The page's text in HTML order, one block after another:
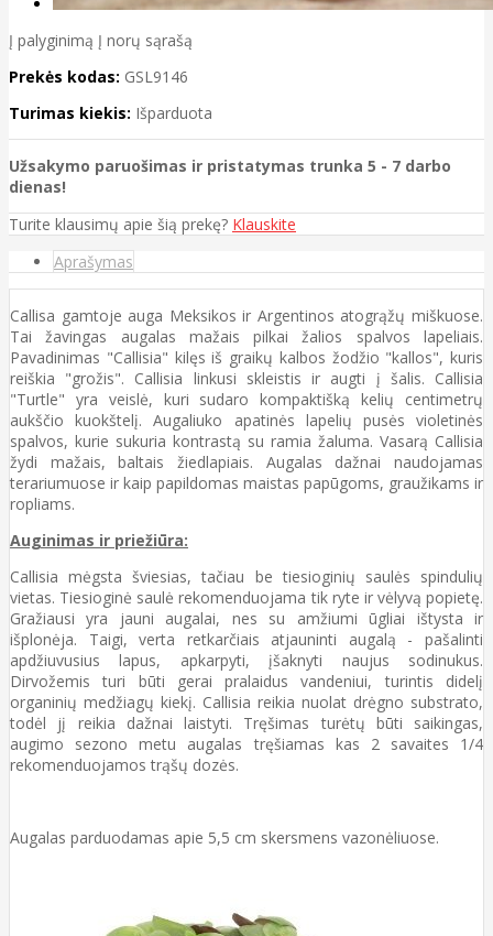
Į palyginimą Į norų sąrašą
Prekės kodas: GSL9146
Turimas kiekis: Išparduota
Užsakymo paruošimas ir pristatymas trunka 5 - 7 darbo
dienas!
Turite klausimų apie šią prekę? Klauskite
Aprašymas
Callisa gamtoje auga Meksikos ir Argentinos atogrąžų miškuose.
Tai žavingas augalas mažais pilkai žalios spalvos lapeliais.
Pavadinimas "Callisia" kilęs iš graikų kalbos žodžio "kallos", kuris
reiškia "grožis". Callisia linkusi skleistis ir augti į šalis. Callisia
"Turtle" yra veislė, kuri sudaro kompaktišką kelių centimetrų
aukščio kuokštelį. Augaliuko apatinės lapelių pusės violetinės
spalvos, kurie sukuria kontrastą su ramia žaluma. Vasarą Callisia
žydi mažais, baltais žiedlapiais. Augalas dažnai naudojamas
terariumuose ir kaip papildomas maistas papūgoms, graužikams ir
ropliams.
Auginimas ir priežiūra:
Callisia mėgsta šviesias, tačiau be tiesioginių saulės spindulių
vietas. Tiesioginė saulė rekomenduojama tik ryte ir vėlyvą popietę.
Gražiausi yra jauni augalai, nes su amžiumi ūgliai ištysta ir
išplonėja. Taigi, verta retkarčiais atjauninti augalą - pašalinti
apdžiuvusius lapus, apkarpyti, įšaknyti naujus sodinukus.
Dirvožemis turi būti gerai pralaidus vandeniui, turintis didelį
organinių medžiagų kiekį. Callisia reikia nuolat drėgno substrato,
todėl jį reikia dažnai laistyti. Tręšimas turėtų būti saikingas,
augimo sezono metu augalas tręšiamas kas 2 savaites 1/4
rekomenduojamos trąšų dozės.
Augalas parduodamas apie 5,5 cm skersmens vazonėliuose.